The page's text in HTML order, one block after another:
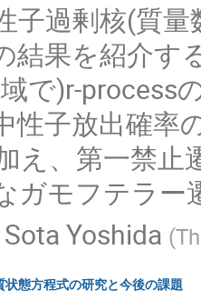
子過剰核(質
結果を紹介す
で)r-process
性子放出確率
え、第一禁止
ガモフテラ
Sota Yoshida (
態方程式の研究と今後の課題